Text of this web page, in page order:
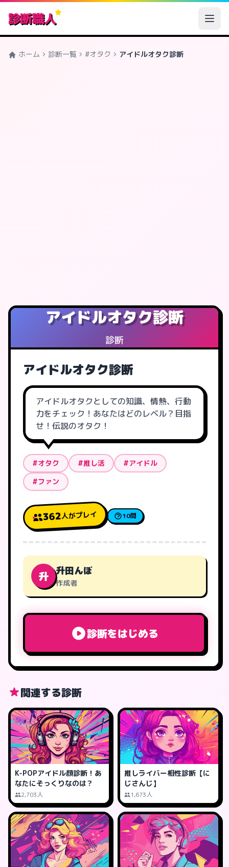
診断職人
ホーム 診断一覧 #オタク アイドルオタク診断
アイドルオタク診断
診断
アイドルオタク診断
アイドルオタクとしての知識、情熱、行動
力をチェック！あなたはどのレベル？目指
せ！伝説のオタク！
#オタク #推し活
#アイドル
#ファン
362人がプレイ 10問
升 升田んぼ
作成者
診断をはじめる
関連する診断
K-POPアイドル顔診断！あ
なたにそっくりなのは？
2,703人
推しライバー相性診断【に
じさんじ】
1,673人